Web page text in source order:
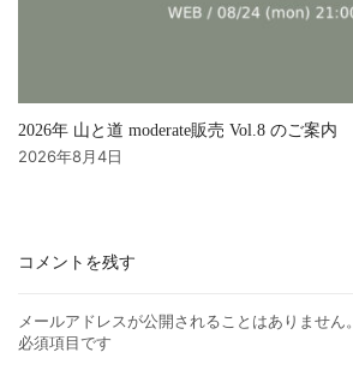
2026年 山と道 moderate販売 Vol.8 のご案内
2026年8月4日
コメントを残す
メールアドレスが公開されることはありません。
必須項目です